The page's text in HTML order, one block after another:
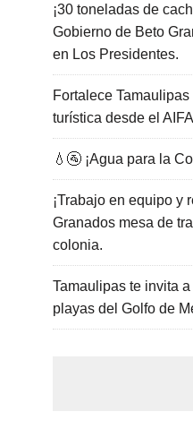
¡30 toneladas de
Gobierno de Beto
en Los Presidentes.
Fortalece
turística desde el
💧🚰 ¡Agua para la
¡Trabajo en equipo y
Granados mesa de
colonia.
Tamaulipas te invita
playas del Golfo de